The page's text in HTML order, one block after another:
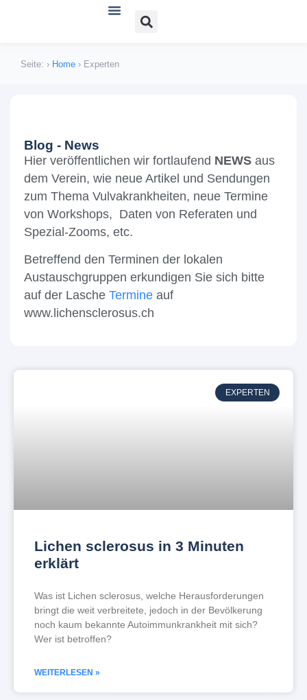
Seite: › Home › Experten
Blog - News
Hier veröffentlichen wir fortlaufend NEWS aus
dem Verein, wie neue Artikel und Sendungen
zum Thema Vulvakrankheiten, neue Termine
von Workshops, Daten von Referaten und
Spezial-Zooms, etc.
Betreffend den Terminen der lokalen
Austauschgruppen erkundigen Sie sich bitte
auf der Lasche Termine auf
www.lichensclerosus.ch
EXPERTEN
Lichen sclerosus in 3 Minuten
erklärt
Was ist Lichen sclerosus, welche Herausforderungen
bringt die weit verbreitete, jedoch in der Bevölkerung
noch kaum bekannte Autoimmunkrankheit mit sich?
Wer ist betroffen?
WEITERLESEN »